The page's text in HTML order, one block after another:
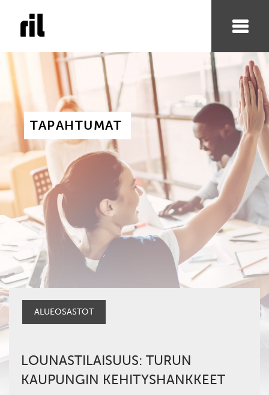
TAPAHTUMAT
ALUEOSASTOT
LOUNASTILAISUUS: TURUN
KAUPUNGIN KEHITYSHANKKEET